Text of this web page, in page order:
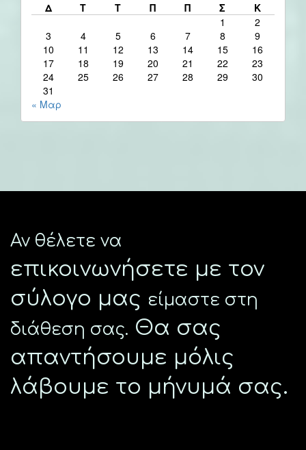
Δ
Τ Τ Π Π Σ
Κ
1
2
3
4 5 6 7 8
9
10
11 12 13 14 15
16
17
18 19 20 21 22
23
24
25 26 27 28 29
30
31
« Μαρ
Αν θέλετε να
επικοινωνήσετε με τον
σύλογο μας είμαστε στη
διάθεση σας. Θα σας
απαντήσουμε μόλις
λάβουμε το μήνυμά σας.